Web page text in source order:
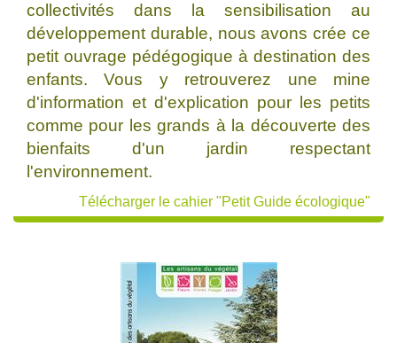
collectivités dans la sensibilisation au
développement durable, nous avons crée ce
petit ouvrage pédégogique à destination des
enfants. Vous y retrouverez une mine
d'information et d'explication pour les petits
comme pour les grands à la découverte des
bienfaits d'un jardin respectant
l'environnement.
Télécharger le cahier "Petit Guide écologique"